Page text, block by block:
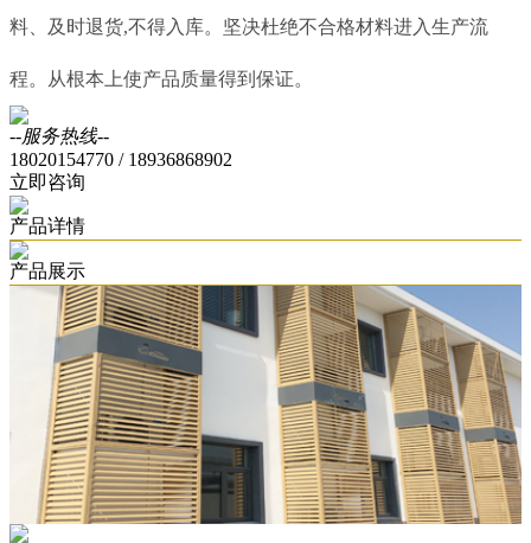
料、及时退货,不得入库。坚决杜绝不合格材料进入生产流
程。从根本上使产品质量得到保证。
--服务热线--
18020154770 / 18936868902
立即咨询
产品详情
产品展示